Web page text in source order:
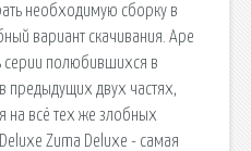
необходимую сборку в
вариант скачивания. Ape
серии полюбившихся в
предыдущих двух частях,
на всё тех же злобных
Zuma Deluxe - самая